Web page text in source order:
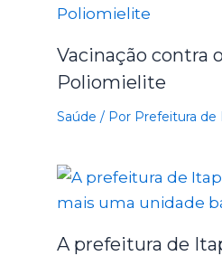
Vacinação contra
Poliomielite
Saúde / Por Prefeitura de
A prefeitura de